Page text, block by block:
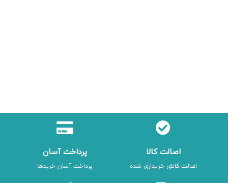
اصالت کالا
اصالت کالای خریداری شده
پرداخت آسان
پرداخت آسان خریدها